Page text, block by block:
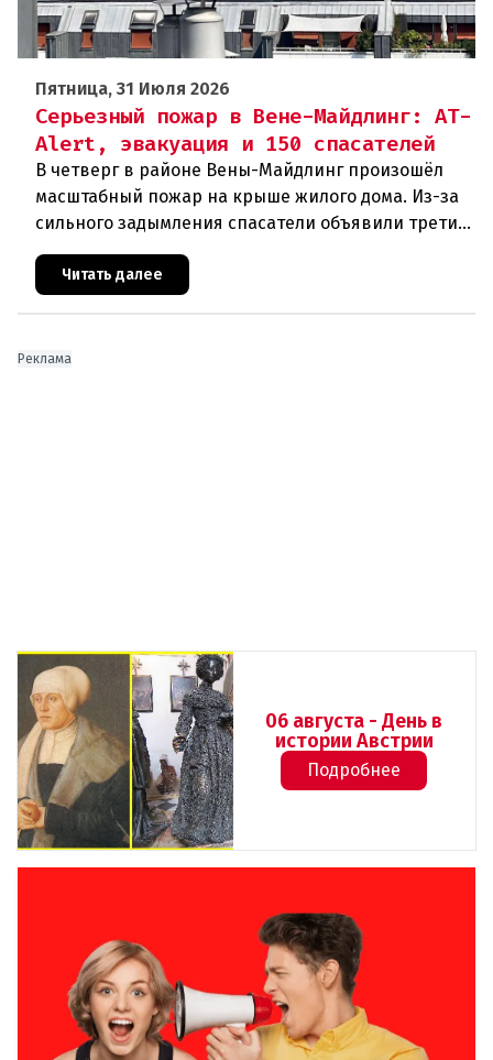
Пятница, 31 Июля 2026
Серьезный пожар в Вене-Майдлинг: AT-
Alert, эвакуация и 150 спасателей
В четверг в районе Вены-Майдлинг произошёл
масштабный пожар на крыше жилого дома. Из-за
сильного задымления спасатели объявили третий
уровень тревоги и задействовали 36 единиц
техники. Огонь удалось п
Читать далее
Реклама
06 августа - День в
истории Австрии
Подробнее